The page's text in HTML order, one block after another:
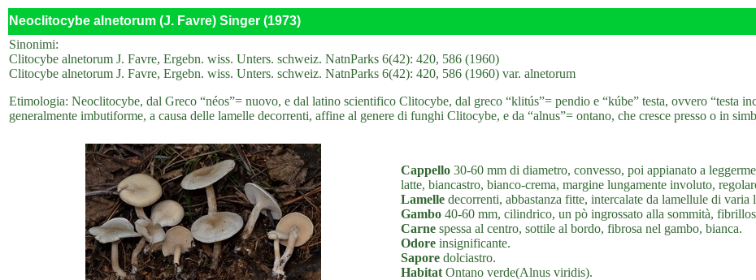
Neoclitocybe alnetorum (J. Favre) Singer (1973)
Sinonimi:
Clitocybe alnetorum J. Favre, Ergebn. wiss. Unters. schweiz. NatnParks 6(42): 420, 586 (1960)
Clitocybe alnetorum J. Favre, Ergebn. wiss. Unters. schweiz. NatnParks 6(42): 420, 586 (1960) var. alnetorum
Etimologia: Neoclitocybe, dal Greco “néos”= nuovo, e dal latino scientifico Clitocybe, dal greco “klitús”= pendio e “kúbe” testa, ovvero “testa
generalmente imbutiforme, a causa delle lamelle decorrenti, affine al genere di funghi Clitocybe, e da “alnus”= ontano, che cresce presso o in
Cappello 30-60 mm di diametro, convesso, poi appianato a
latte, biancastro, bianco-crema, margine lungamente involuto,
Lamelle decorrenti, abbastanza fitte, intercalate da lamellule di
Gambo 40-60 mm, cilindrico, un pò ingrossato alla sommità,
Carne spessa al centro, sottile al bordo, fibrosa nel gambo, bianca.
Odore insignificante.
Sapore dolciastro.
Habitat Ontano verde(Alnus viridis).